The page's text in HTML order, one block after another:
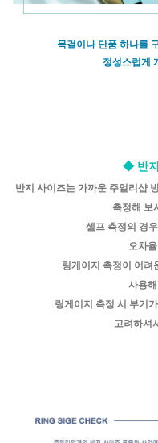
목걸이나 단품 하나를
정성스럽게
◆ 반
반지 사이즈는 가까운 주얼리샵
측정해 보
셀프 측정의 경
오차
링게이지 측정이 어려
사용
링게이지 측정 시 부기
고려하셔